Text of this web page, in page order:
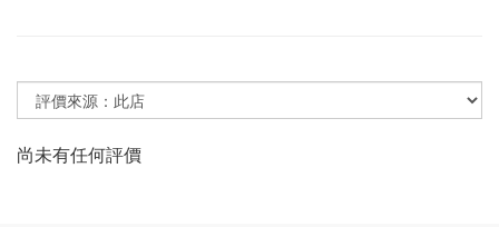
尚未有任何評價